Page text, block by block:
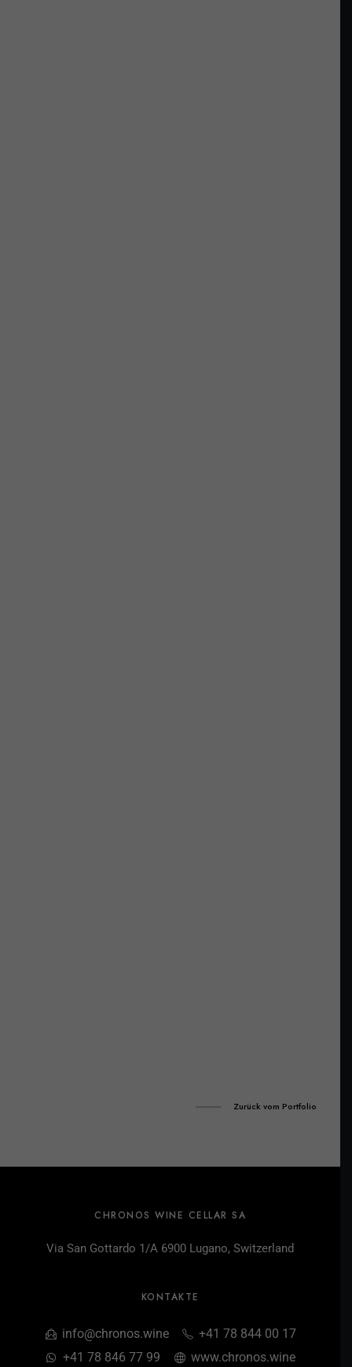
Zurück vom Portfolio
CHRONOS WINE CELLAR SA
Via San Gottardo 1/A 6900 Lugano, Switzerland
KONTAKTE
info@chronos.wine
+41 78 844 00 17
+41 78 846 77 99
www.chronos.wine